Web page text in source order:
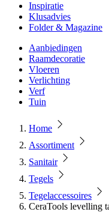
Inspiratie
Klusadvies
Folder & Magazine
Aanbiedingen
Raamdecoratie
Vloeren
Verlichting
Verf
Tuin
Home
Assortiment
Sanitair
Tegels
Tegelaccessoires
CeraTools levelling